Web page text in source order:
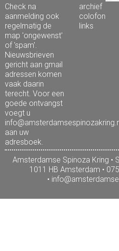
Check na
aanmelding ook
regelmatig de
map 'ongewenst'
of 'spam'.
Nieuwsbrieven
gericht aan gmail
adressen komen
vaak daarin
terecht. Voor een
goede ontvangst
voegt u
aan uw
adresboek.
archief
colofon
links
Amsterdamse Spinoza Kring •
1011 HB Amsterdam •
•